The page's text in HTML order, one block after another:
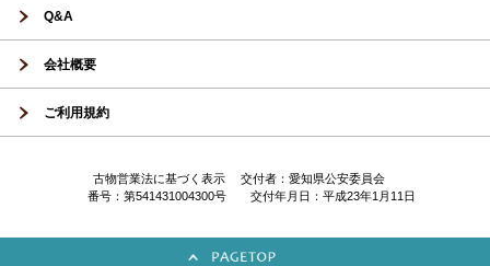
Q&A
会社概要
ご利用規約
古物営業法に基づく表示 交付者：愛知県公安委員会
番号：第541431004300号 交付年月日：平成23年1月11日